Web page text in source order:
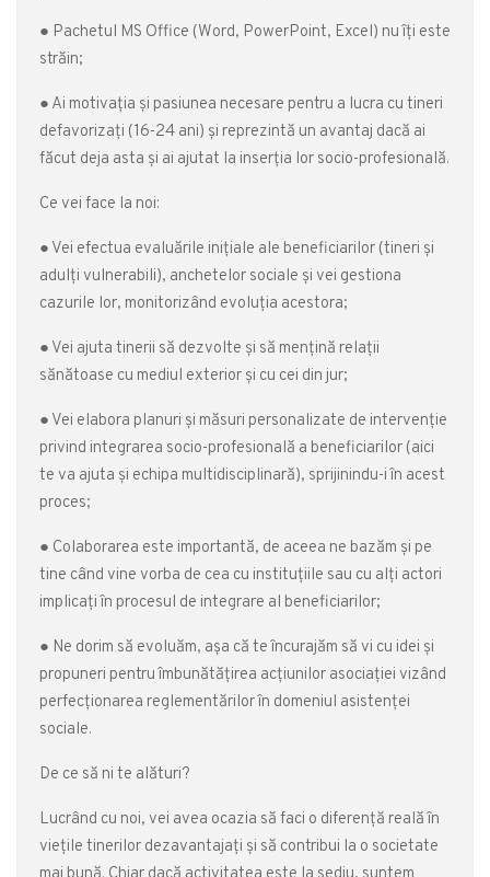
● Pachetul MS Office (Word, PowerPoint, Excel) nu îți este
străin;
● Ai motivația și pasiunea necesare pentru a lucra cu tineri
defavorizați (16-24 ani) și reprezintă un avantaj dacă ai
făcut deja asta și ai ajutat la inserția lor socio-profesională.
Ce vei face la noi:
● Vei efectua evaluările inițiale ale beneficiarilor (tineri și
adulți vulnerabili), anchetelor sociale și vei gestiona
cazurile lor, monitorizând evoluția acestora;
● Vei ajuta tinerii să dezvolte și să mențină relații
sănătoase cu mediul exterior și cu cei din jur;
● Vei elabora planuri și măsuri personalizate de intervenție
privind integrarea socio-profesională a beneficiarilor (aici
te va ajuta și echipa multidisciplinară), sprijinindu-i în acest
proces;
● Colaborarea este importantă, de aceea ne bazăm și pe
tine când vine vorba de cea cu instituțiile sau cu alți actori
implicați în procesul de integrare al beneficiarilor;
● Ne dorim să evoluăm, așa că te încurajăm să vi cu idei și
propuneri pentru îmbunătățirea acțiunilor asociației vizând
perfecționarea reglementărilor în domeniul asistenței
sociale.
De ce să ni te alături?
Lucrând cu noi, vei avea ocazia să faci o diferență reală în
viețile tinerilor dezavantajați și să contribui la o societate